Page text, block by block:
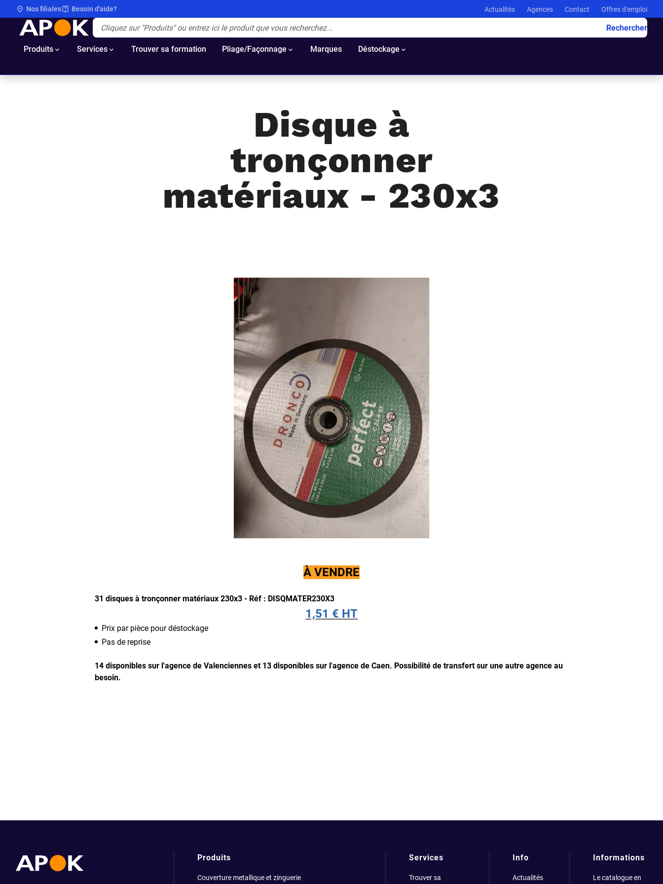
Nos filiales Besoin d'aide? Actualités Agences Contact Offres d'emploi
APOK Rechercher
Produits Services Trouver sa formation Pliage/Façonnage Marques Déstockage
Disque à
tronçonner
matériaux - 230x3
À VENDRE
31 disques à tronçonner matériaux 230x3 - Réf : DISQMATER230X3
1,51 € HT
Prix par pièce pour déstockage
Pas de reprise
14 disponibles sur l'agence de Valenciennes et 13 disponibles sur l'agence de Caen. Possibilité de transfert sur une autre agence au
besoin.
Produits
Couverture metallique et zinguerie
Services
Trouver sa
Info
Actualités
Informations
Le catalogue en